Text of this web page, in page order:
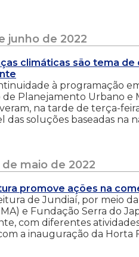
junho de 2022
climáticas são tema
à programação
de Planejamento Urbano e
na tarde de terça-
das soluções baseadas na
maio de 2022
promove ações na
de Jundiaí, por meio
e Fundação Serra do
com diferentes
a inauguração da Horta